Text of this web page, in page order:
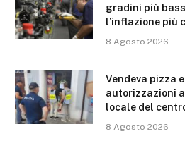
gradini più
l’inflazione più
8 Agosto 2026
Vendeva pizza
autorizzazioni
locale del
8 Agosto 2026